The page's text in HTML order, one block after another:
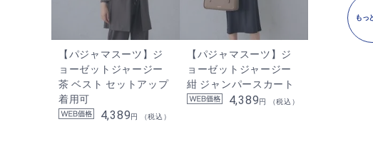
【パジャマスーツ】ジ
ョーゼットジャージー
茶 ベスト セットアップ
着用可
4,389円 （税込）
【パジャマスーツ】ジ
ョーゼットジャージー
紺 ジャンパースカート
4,389円 （税込）
もっ